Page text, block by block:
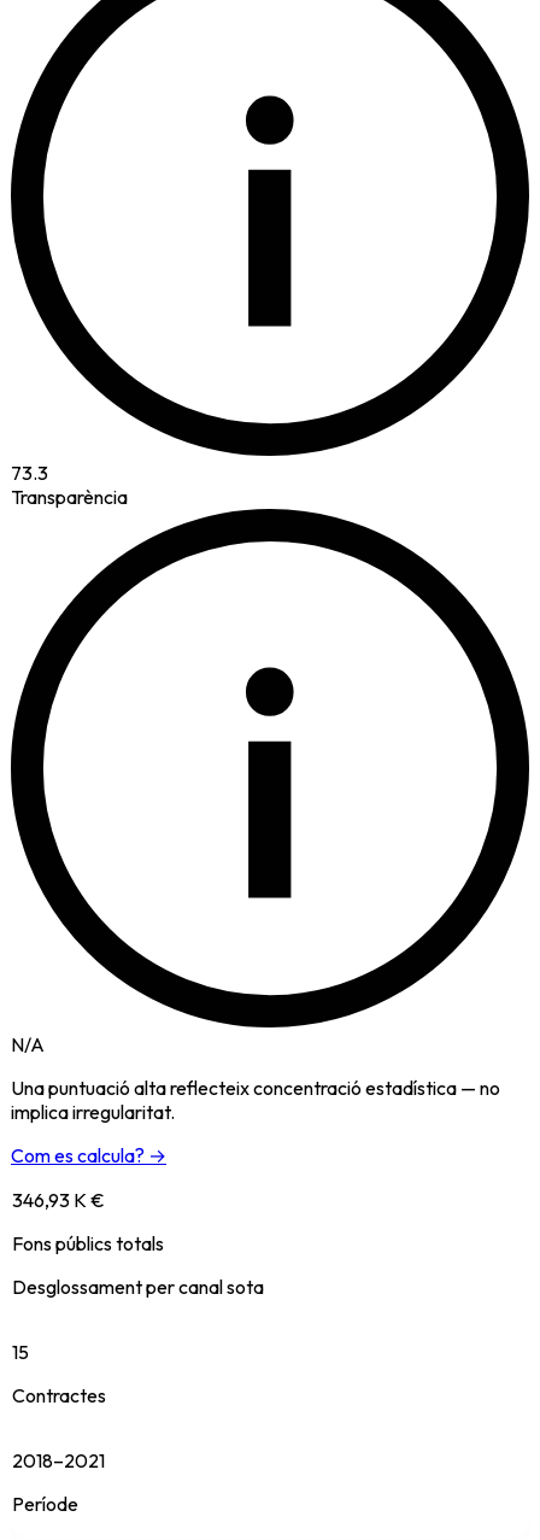
i
73.3
Transparència
i
N/A
Una puntuació alta reflecteix concentració estadística — no
implica irregularitat.
Com es calcula? →
346,93 K €
Fons públics totals
Desglossament per canal sota
15
Contractes
2018–2021
Període